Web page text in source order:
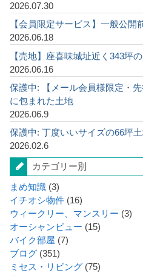
2026.07.30
【会員限定サービス】一般公
2026.06.18
【売地】座喜味城址近く343坪
2026.06.16
保護中: 【メール会員様限定・
に包まれた土地
2026.06.9
保護中: 丁度いいサイズの66坪
2026.02.6
カテゴリー別
まめ知識 (3)
イチオシ物件 (16)
ウィークリー、マンスリー (3)
オーシャンビュー (15)
バイク部屋 (7)
ブログ (351)
ミセス・リビング (75)